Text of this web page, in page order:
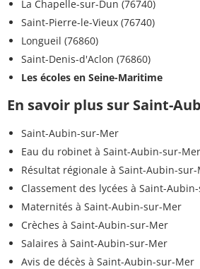
La Chapelle-sur-Dun (76740)
Saint-Pierre-le-Vieux (76740)
Longueil (76860)
Saint-Denis-d'Aclon (76860)
Les écoles en Seine-Maritime
En savoir plus sur Saint-
Saint-Aubin-sur-Mer
Eau du robinet à Saint-Aubin-sur-Mer
Résultat régionale à Saint-Aubin-
Classement des lycées à Saint-
Maternités à Saint-Aubin-sur-Mer
Crèches à Saint-Aubin-sur-Mer
Salaires à Saint-Aubin-sur-Mer
Avis de décès à Saint-Aubin-sur-Mer